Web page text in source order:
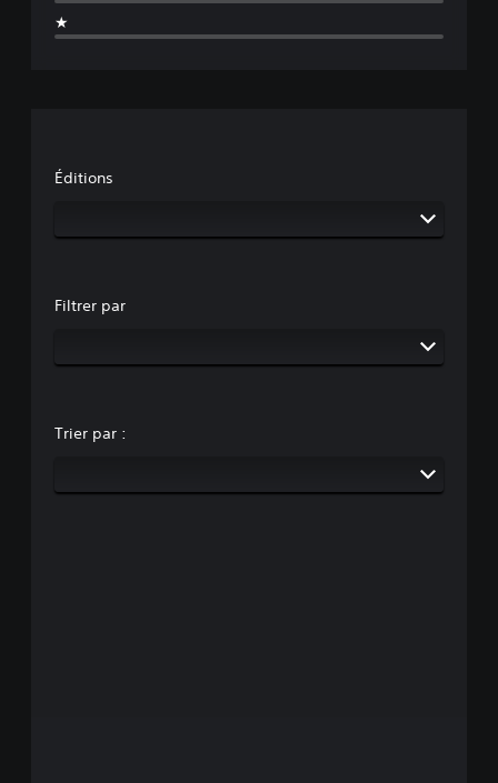
★
Éditions
Filtrer par
Trier par :